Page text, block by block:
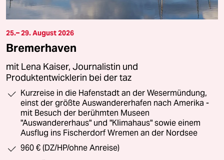
25.– 29. August 2026
Bremerhaven
mit Lena Kaiser, Journalistin und
Produktentwicklerin bei der taz
Kurzreise in die Hafenstadt an der Wesermündung,
einst der größte Auswandererhafen nach Amerika -
mit Besuch der berühmten Museen
"Auswandererhaus" und "Klimahaus" sowie einem
Ausflug ins Fischerdorf Wremen an der Nordsee
960 € (DZ/HP/ohne Anreise)